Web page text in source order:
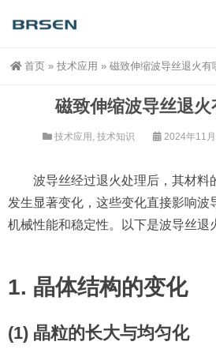
首页 » 技术应用 » 磁致伸缩波导丝退火有
磁致伸缩波导丝退
技术应用 , 技术知识 2024年11
波导丝经过退火处理后，其材料
发生显著变化，这些变化直接影响波
机械性能和稳定性。以下是波导丝退
1. 晶体结构的变化
(1) 晶粒的长大与均匀化